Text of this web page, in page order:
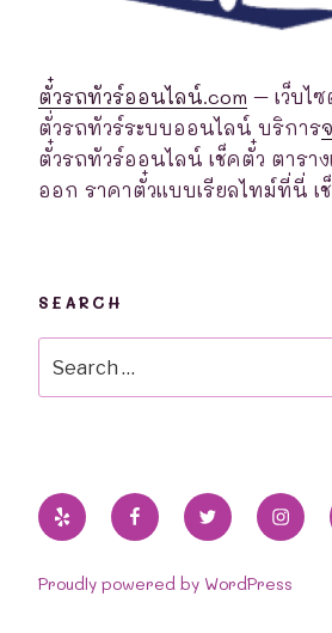
ตั๋วรถทัวร์ออนไลน์.com – เว็บไ
ตั่วรถทัวร์ระบบออนไลน์ บริการ
ตั๋วรถทัวร์ออนไลน์ เช็คตั๋ว ตาราง
ออก ราคาตั๋วแบบเรียลไทม์ที่นี่ เ
SEARCH
for:
Yelp FacebookTwitter
Proudly powered by WordPress